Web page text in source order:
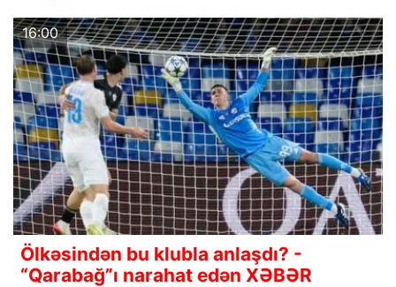
16:00
Ölkəsindən bu klubla anlaşdı? -
“Qarabağ”ı narahat edən XƏBƏR